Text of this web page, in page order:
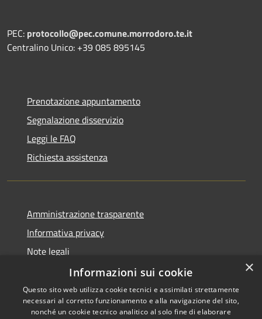
PEC: protocollo@pec.comune.morrodoro.te.it
Centralino Unico: +39 085 895145
Prenotazione appuntamento
Segnalazione disservizio
Leggi le FAQ
Richiesta assistenza
Amministrazione trasparente
Informativa privacy
Note legali
Dichiarazione di accessibilità
×
Informazioni sui cookie
Questo sito web utilizza cookie tecnici e assimilati strettamente
necessari al corretto funzionamento e alla navigazione del sito,
nonché un cookie tecnico analitico al solo fine di elaborare